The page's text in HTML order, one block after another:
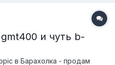
и чуть b-
в Барахолка - продам